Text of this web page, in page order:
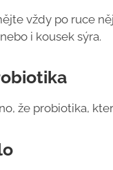
vždy po ruce
i kousek sýra.
že probiotika,